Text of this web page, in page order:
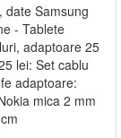
date Samsung
- Tablete
adaptoare 25
lei: Set cablu
adaptoare:
mica 2 mm